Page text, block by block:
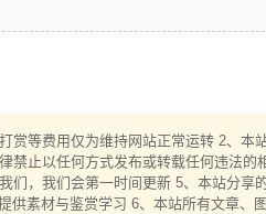
赏等费用仅为维持网站正常运转 2、本
禁止以任何方式发布或转载任何违法的
们，我们会第一时间更新 5、本站分享
供素材与鉴赏学习 6、本站所有文章、